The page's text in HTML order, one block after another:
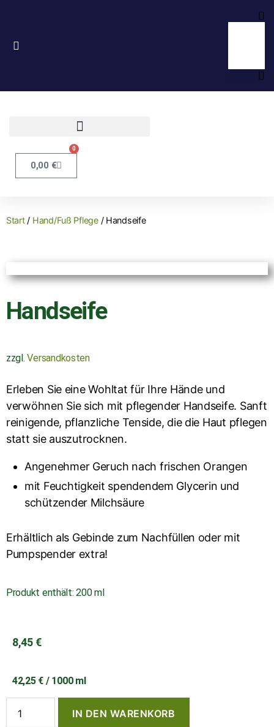
0,00 €
0
Start/ Hand/Fuß Pflege/ Handseife
Handseife
zzgl.Versandkosten
Erleben Sie eine Wohltat für Ihre Hände und
verwöhnen Sie sich mit pflegender Handseife. Sanft
reinigende, pflanzliche Tenside, die die Haut pflegen
statt sie auszutrocknen.
Angenehmer Geruch nach frischen Orangen
mit Feuchtigkeit spendendem Glycerin und
schützender Milchsäure
Erhältlich als Gebinde zum Nachfüllen oder mit
Pumpspender extra!
Produkt enthält: 200ml
8,45 €
42,25 € / 1000 ml
IN DEN WARENKORB